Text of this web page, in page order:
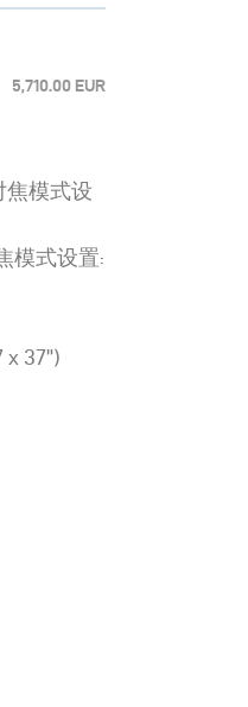
5,710.00 EUR
焦模式设
模式设置:
37”)